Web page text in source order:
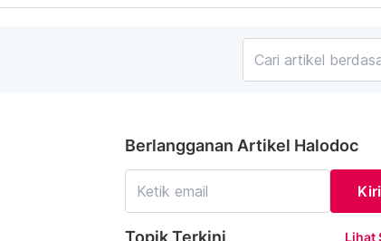
Berlangganan Artikel Halodoc
Topik Terkini Lihat